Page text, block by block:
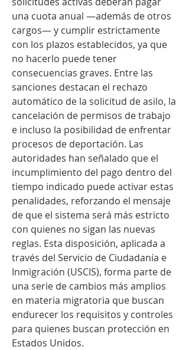
una cuota anual —además de otros
cargos— y cumplir estrictamente
con los plazos establecidos, ya que
no hacerlo puede tener
consecuencias graves. Entre las
sanciones destacan el rechazo
automático de la solicitud de asilo, la
cancelación de permisos de trabajo
e incluso la posibilidad de enfrentar
procesos de deportación. Las
autoridades han señalado que el
incumplimiento del pago dentro del
tiempo indicado puede activar estas
penalidades, reforzando el mensaje
de que el sistema será más estricto
con quienes no sigan las nuevas
reglas. Esta disposición, aplicada a
través del Servicio de Ciudadanía e
Inmigración (USCIS), forma parte de
una serie de cambios más amplios
en materia migratoria que buscan
endurecer los requisitos y controles
para quienes buscan protección en
Estados Unidos.